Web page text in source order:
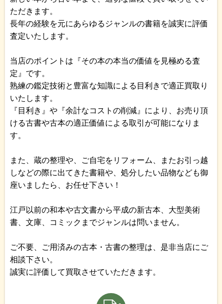
ただきます。
長年の経験を元にあらゆるジャンルの書籍を誠実に評価
査定いたします。
当店のポイントは『その本の本当の価値を見極める査
定』です。
熟練の鑑定技術と豊富な知識による目利きで適正買取り
いたします。
『目利き』や『余計なコストの削減』により、お売り頂
ける古書や古本の適正価値による取引が可能になりま
す。
また、蔵の整理や、ご自宅をリフォーム、またお引っ越
しなどの際に出てきた書籍や、処分したい品物なども御
座いましたら、お任せ下さい！
江戸以前の和本や古文書から平成の新古本、大型美術
書、文庫、コミックまでジャンルは問いません。
ご不要、ご用済みの古本・古書の整理は、是非当店にご
相談下さい。
誠実に評価して買取させていただきます。